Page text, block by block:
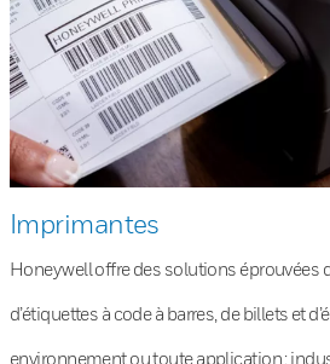
Imprimantes
Honeywell offre des solutions éprouvées
d’étiquettes à code à barres, de billets et
environnement ou toute application :